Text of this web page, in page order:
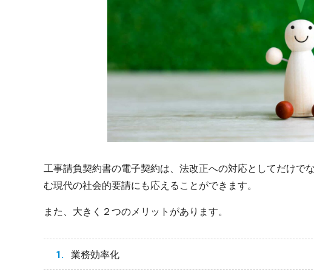
工事請負契約書の電子契約は、法改正への対応としてだけで
む現代の社会的要請にも応えることができます。
また、大きく２つのメリットがあります。
業務効率化